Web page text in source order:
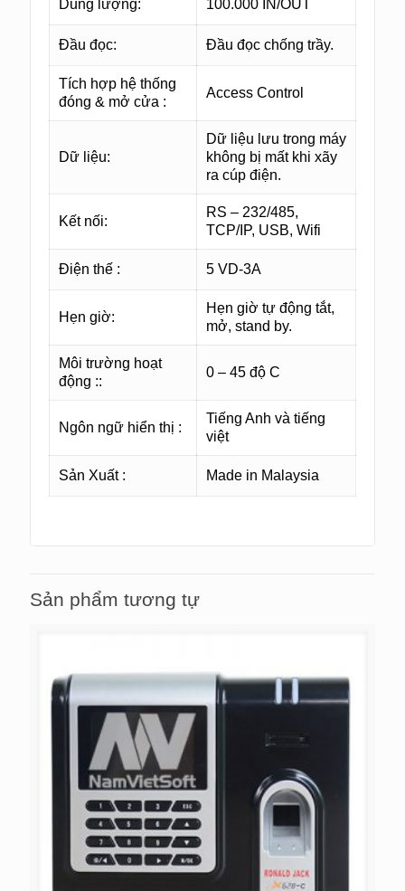
Dung lượng: 100.000 IN/OUT
Đầu đọc: Đầu đọc chống trầy.
Tích hợp hệ thống
đóng & mở cửa :
Access Control
Dữ liệu:
Dữ liệu lưu trong máy
không bị mất khi xãy
ra cúp điện.
Kết nối:
RS – 232/485,
TCP/IP, USB, Wifi
Điện thế : 5 VD-3A
Hẹn giờ:
Hẹn giờ tự động tắt,
mở, stand by.
Môi trường hoạt
động ::
0 – 45 độ C
Ngôn ngữ hiển thị :
Tiếng Anh và tiếng
việt
Sản Xuất : Made in Malaysia
Sản phẩm tương tự